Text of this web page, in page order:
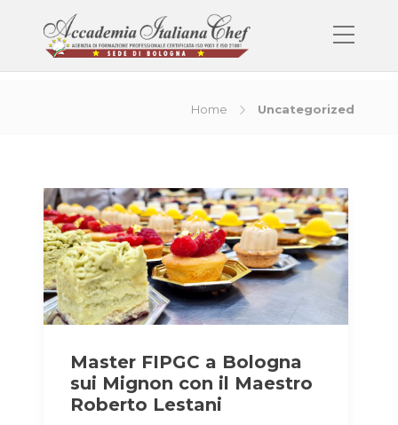
Home Uncategorized
Master FIPGC a Bologna
sui Mignon con il Maestro
Roberto Lestani